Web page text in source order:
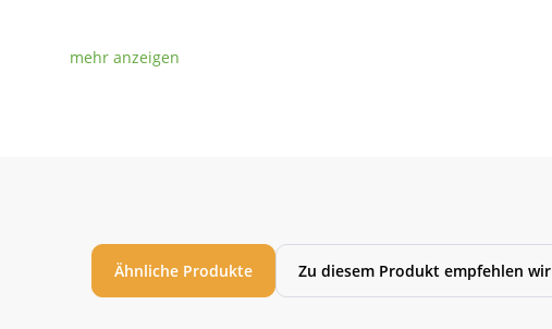
Ähnliche Produkte Zu diesem Produkt empfehlen wir